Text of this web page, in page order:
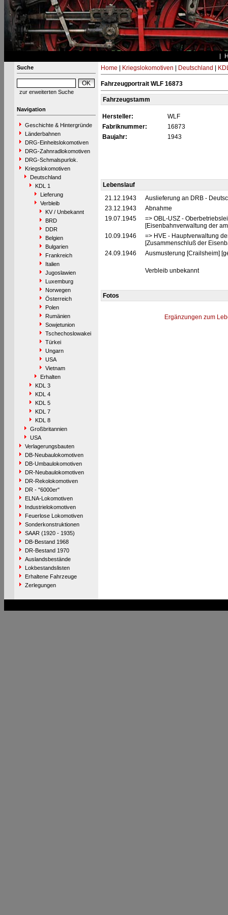
Suche
zur erweiterten Suche
Navigation
Geschichte & Hintergründe
Länderbahnen
DRG-Einheitslokomotiven
DRG-Zahnradlokomotiven
DRG-Schmalspurlok.
Kriegslokomotiven
Deutschland
KDL 1
Lieferung
Verbleib
KV / Unbekannt
BRD
DDR
Belgien
Bulgarien
Frankreich
Italien
Jugoslawien
Luxemburg
Norwegen
Österreich
Polen
Rumänien
Sowjetunion
Tschechoslowakei
Türkei
Ungarn
USA
Vietnam
Erhalten
KDL 3
KDL 4
KDL 5
KDL 7
KDL 8
Großbritannien
USA
Verlagerungsbauten
DB-Neubaulokomotiven
DB-Umbaulokomotiven
DR-Neubaulokomotiven
DR-Rekolokomotiven
DR - "6000er"
ELNA-Lokomotiven
Industrielokomotiven
Feuerlose Lokomotiven
Sonderkonstruktionen
SAAR (1920 - 1935)
DB-Bestand 1968
DR-Bestand 1970
Auslandsbestände
Lokbestandslisten
Erhaltene Fahrzeuge
Zerlegungen
Home Kriegslokomotiven Deutschland
Fahrzeugportrait WLF 16873
Fahrzeugstamm
Hersteller:
WLF
Fabriknummer:
16873
Baujahr:
1943
Lebenslauf
21.12.1943
Auslieferung an DRB -
23.12.1943
Abnahme
19.07.1945
=> OBL-USZ -
[Eisenbahnverwaltung der
10.09.1946
=> HVE - Hauptverwaltung
[Zusammenschluß der
24.09.1946
Ausmusterung [Crailsheim]
Verbleib unbekannt
Fotos
Ergänzungen zum